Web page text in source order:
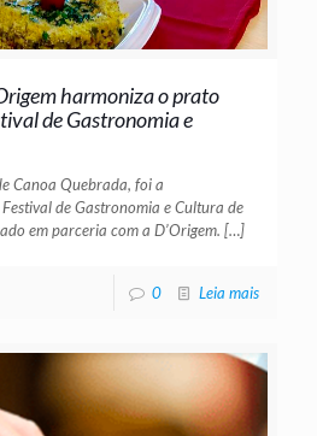
harmoniza o prato
de Gastronomia e
Canoa Quebrada, foi a
de Gastronomia e Cultura de
em parceria com a D’Origem. […]
0 Leia mais